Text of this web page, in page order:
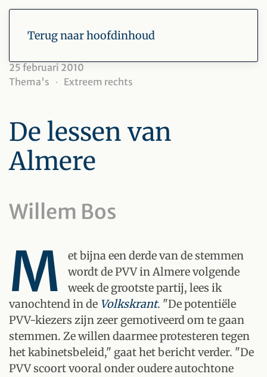
Terug naar hoofdinhoud
25 februari 2010
Thema's
Extreem rechts
De lessen van
Almere
Willem Bos
M
et bijna een derde van de stemmen
wordt de PVV in Almere volgende
week de grootste partij, lees ik
vanochtend in de Volkskrant. "De potentiële
PVV-kiezers zijn zeer gemotiveerd om te gaan
stemmen. Ze willen daarmee protesteren tegen
het kabinetsbeleid," gaat het bericht verder. "De
PVV scoort vooral onder oudere autochtone